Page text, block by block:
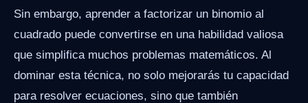
Sin embargo, aprender a factorizar un binomio al
cuadrado puede convertirse en una habilidad valiosa
que simplifica muchos problemas matemáticos. Al
dominar esta técnica, no solo mejorarás tu capacidad
para resolver ecuaciones, sino que también